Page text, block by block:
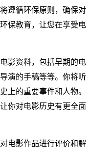
遵循环保原则，确保对
保教育，让您在享受电
影资料，包括早期的电
演的手稿等等。你将听
上的重要事件和人物。
你对电影历史有更全面
电影作品进行评价和解